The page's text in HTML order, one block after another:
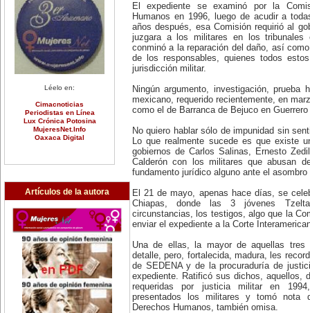
Léelo en:
Cimacnoticias
Periodistas en Línea
Lux Crónica Potosina
MujeresNet.Info
Oaxaca Digital
Artículos de la autora
El expediente se examinó por la
Humanos en 1996, luego de acudir a
años después, esa Comisión requirió al
juzgara a los militares en los tribunales
conminó a la reparación del daño, así
de los responsables, quienes todos
jurisdicción militar.
Ningún argumento, investigación, prueba
mexicano, requerido recientemente, en
como el de Barranca de Bejuco en
No quiero hablar sólo de impunidad sin
Lo que realmente sucede es que existe
gobiernos de Carlos Salinas, Ernesto
Calderón con los militares que abusan
fundamento jurídico alguno ante el asombro
El 21 de mayo, apenas hace días, se
Chiapas, donde las 3 jóvenes
circunstancias, los testigos, algo que la
enviar el expediente a la Corte
Una de ellas, la mayor de aquellas
detalle, pero, fortalecida, madura, les
de SEDENA y de la procuraduría de
expediente. Ratificó sus dichos, aquellos,
requeridas por justicia militar en
presentados los militares y tomó nota
Derechos Humanos, también omisa.